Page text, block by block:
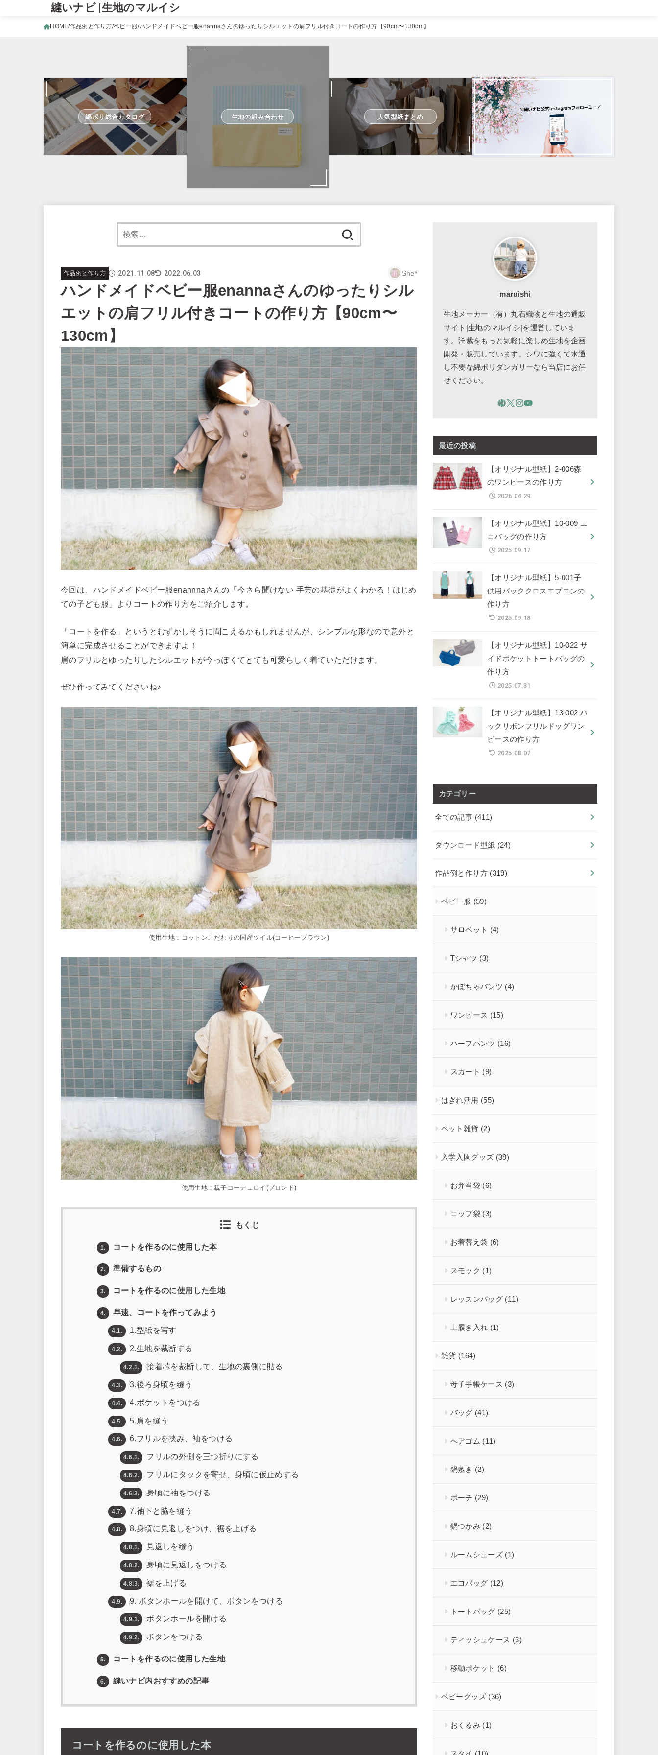
縫いナビ |生地のマルイシ
HOME 作品例と作り方 ベビー服 ハンドメイドベビー服enannaさんのゆったりシルエットの肩フリル付きコートの作り方【90cm〜130cm】
綿ポリ総合カタログ 生地の組み合わせ 人気型紙まとめ
索:
作品例と作り方 2021.11.08 2022.06.03 She*
ハンドメイドベビー服enannaさんのゆったりシル
エットの肩フリル付きコートの作り方【90cm〜
130cm】
今回は、ハンドメイドベビー服enannnaさんの「今さら聞けない 手芸の基礎がよくわかる！はじめ
ての子ども服」よりコートの作り方をご紹介します。
「コートを作る」というとむずかしそうに聞こえるかもしれませんが、シンプルな形なので意外と
簡単に完成させることができますよ！
肩のフリルとゆったりしたシルエットが今っぽくてとても可愛らしく着ていただけます。
ぜひ作ってみてくださいね♪
使用生地：コットンこだわりの国産ツイル(コーヒーブラウン)
使用生地：親子コーデュロイ(ブロンド)
もくじ
1. コートを作るのに使用した本
2. 準備するもの
3. コートを作るのに使用した生地
4. 早速、コートを作ってみよう
4.1. 1.型紙を写す
4.2. 2.生地を裁断する
4.2.1. 接着芯を裁断して、生地の裏側に貼る
4.3. 3.後ろ身頃を縫う
4.4. 4.ポケットをつける
4.5. 5.肩を縫う
4.6. 6.フリルを挟み、袖をつける
4.6.1. フリルの外側を三つ折りにする
4.6.2. フリルにタックを寄せ、身頃に仮止めする
4.6.3. 身頃に袖をつける
4.7. 7.袖下と脇を縫う
4.8. 8.身頃に見返しをつけ、裾を上げる
4.8.1. 見返しを縫う
4.8.2. 身頃に見返しをつける
4.8.3. 裾を上げる
4.9. 9. ボタンホールを開けて、ボタンをつける
4.9.1. ボタンホールを開ける
4.9.2. ボタンをつける
5. コートを作るのに使用した生地
6. 縫いナビ内おすすめの記事
コートを作るのに使用した本
maruishi
生地メーカー（有）丸石織物と生地の通販
サイト|生地のマルイシ|を運営していま
す。洋裁をもっと気軽に楽しめ生地を企画
開発・販売しています。シワに強くて水通
し不要な綿ポリダンガリーなら当店にお任
せください。
最近の投稿
【オリジナル型紙】2-006森
のワンピースの作り方
2026.04.29
【オリジナル型紙】10-009 エ
コバッグの作り方
2025.09.17
【オリジナル型紙】5-001子
供用バッククロスエプロンの
作り方
2025.09.18
【オリジナル型紙】10-022 サ
イドポケットトートバッグの
作り方
2025.07.31
【オリジナル型紙】13-002 バ
ックリボンフリルドッグワン
ピースの作り方
2025.08.07
カテゴリー
全ての記事 (411)
ダウンロード型紙 (24)
作品例と作り方 (319)
ベビー服 (59)
サロペット (4)
Tシャツ (3)
かぼちゃパンツ (4)
ワンピース (15)
ハーフパンツ (16)
スカート (9)
はぎれ活用 (55)
ペット雑貨 (2)
入学入園グッズ (39)
お弁当袋 (6)
コップ袋 (3)
お着替え袋 (6)
スモック (1)
レッスンバッグ (11)
上履き入れ (1)
雑貨 (164)
母子手帳ケース (3)
バッグ (41)
ヘアゴム (11)
鍋敷き (2)
ポーチ (29)
鍋つかみ (2)
ルームシューズ (1)
エコバッグ (12)
トートバッグ (25)
ティッシュケース (3)
移動ポケット (6)
ベビーグッズ (36)
おくるみ (1)
スタイ (10)